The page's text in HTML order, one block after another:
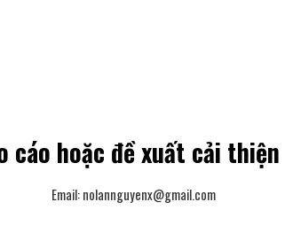
cáo hoặc đề xuất cải thiện
Email:nolannguyenx@gmail.com